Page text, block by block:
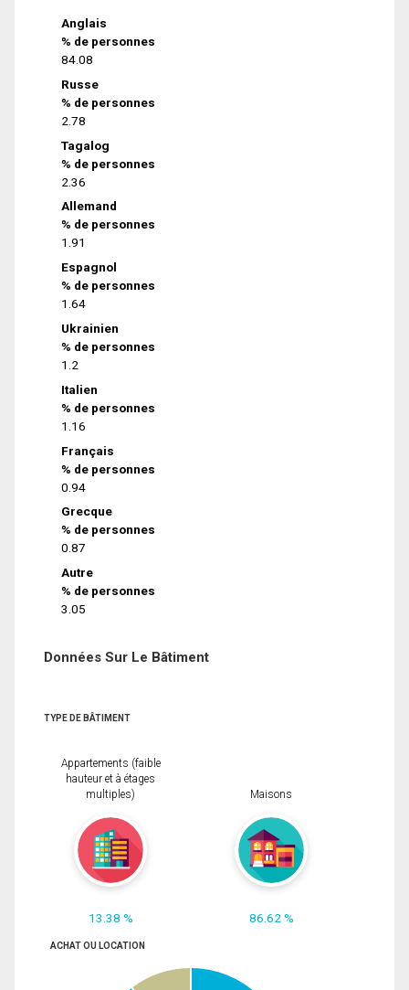
Anglais
% de personnes
84.08
Russe
% de personnes
2.78
Tagalog
% de personnes
2.36
Allemand
% de personnes
1.91
Espagnol
% de personnes
1.64
Ukrainien
% de personnes
1.2
Italien
% de personnes
1.16
Français
% de personnes
0.94
Grecque
% de personnes
0.87
Autre
% de personnes
3.05
Données Sur Le Bâtiment
TYPE DE BÂTIMENT
Appartements (faible
hauteur et à étages
multiples)
13.38 %
Maisons
86.62 %
ACHAT OU LOCATION